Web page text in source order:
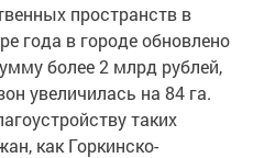
пространств в
года в городе обновлено
более 2 млрд рублей,
увеличилась на 84 га.
таких
как Горкинско-